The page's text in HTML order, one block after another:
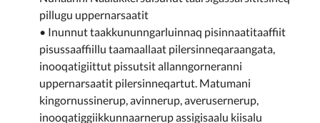
pillugu uppernarsaatit
• Inunnut taakkununngarluinnaq pisinnaatitaaffiit
pisussaaffiillu taamaallaat pilersinneqaraangata,
inooqatigiittut pissutsit allanngorneranni
uppernarsaatit pilersinneqartut. Matumani
kingornussinerup, avinnerup, averusernerup,
inooqatiggiikkunnaarnerup assigisaalu kiisalu